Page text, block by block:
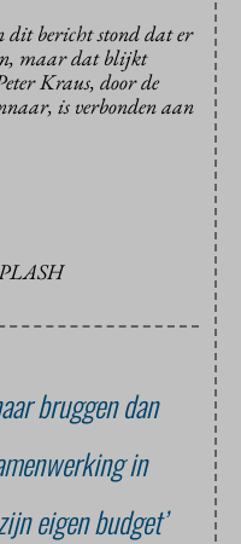
dit bericht stond dat er
maar dat blijkt
Kraus, door de
is verbonden aan
bruggen dan
in
eigen budget’